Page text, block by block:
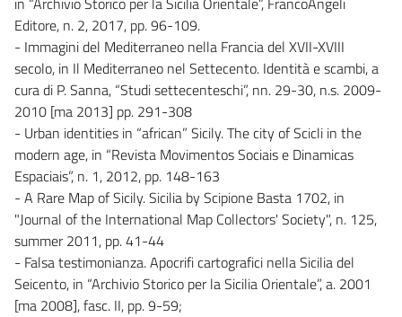
Editore, n. 2, 2017, pp. 96-109.
- Immagini del Mediterraneo nella Francia del XVII-XVIII
secolo, in Il Mediterraneo nel Settecento. Identità e scambi, a
cura di P. Sanna, “Studi settecenteschi”, nn. 29-30, n.s. 2009-
2010 [ma 2013] pp. 291-308
- Urban identities in “african” Sicily. The city of Scicli in the
modern age, in “Revista Movimentos Sociais e Dinamicas
Espaciais”, n. 1, 2012, pp. 148-163
- A Rare Map of Sicily. Sicilia by Scipione Basta 1702, in
"Journal of the International Map Collectors' Society", n. 125,
summer 2011, pp. 41-44
- Falsa testimonianza. Apocrifi cartografici nella Sicilia del
Seicento, in “Archivio Storico per la Sicilia Orientale”, a. 2001
[ma 2008], fasc. II, pp. 9-59;